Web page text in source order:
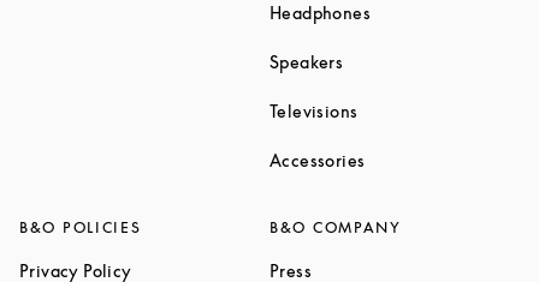
Headphones
Speakers
Televisions
Accessories
B&O POLICIES
Privacy PolicyLink Opens in New Tab
B&O COMPANY
Press